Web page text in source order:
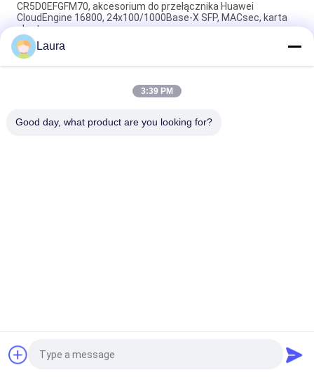
CR5D0EFGFM70, akcesorium do przełącznika Huawei
CloudEngine 16800, 24x100/1000Base-X SFP, MACsec, karta
elastyczna
CR5D0SRUAI70, główna płyta sterująca Huawei NetEngine
8000, pamięć 32G/SRUA-1 TA-F/główna płyta sterująca A18A
CR5DSFUIT07F, przełącznik serii Huawei CR5DSFUIT, 1 Tb/s
Poprosić o wycenę
Laura
3:39 PM
Good day, what product are you looking for?